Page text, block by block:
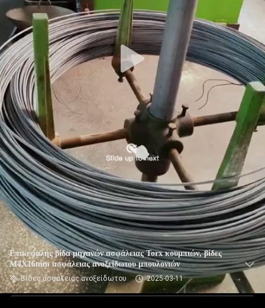
Επικεφαλής βίδα μηχανών ασφάλειας Torx κουμπιών, βίδες
M4X16mm ασφάλειας ανοξείδωτου μπουλονιών
Βίδες ασφάλειας ανοξείδωτου 2025-03-11